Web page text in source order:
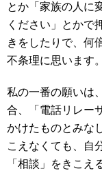
とか「家族の人に
ください」とかで
きをしたりで、何
不条理に思います。
私の一番の願いは
合、「電話リレー
かけたものとみな
こえなくても、自
「相談」をきこえ